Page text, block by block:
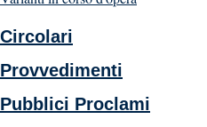
Circolari
Provvedimenti
Pubblici Proclami